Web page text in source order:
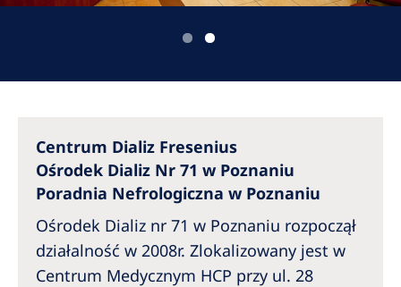
United Kingdom
Philippines
North America
United States of America
Centrum Dializ Fresenius
Ośrodek Dializ Nr 71 w Poznaniu
Poradnia Nefrologiczna w Poznaniu
Ośrodek Dializ nr 71 w Poznaniu rozpoczął
działalność w 2008r. Zlokalizowany jest w
Centrum Medycznym HCP przy ul. 28